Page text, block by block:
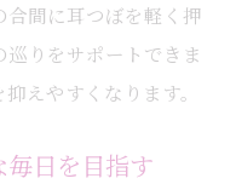
間に耳つぼを軽く押
りをサポートできま
えやすくなります。
日を目指す